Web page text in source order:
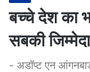
बच्चे देश का
सबकी
- अडॉप्ट एन